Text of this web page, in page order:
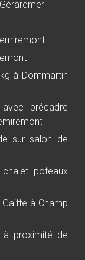
à Dommartin
précadre
sur salon de
poteaux
à Champ
à proximité de